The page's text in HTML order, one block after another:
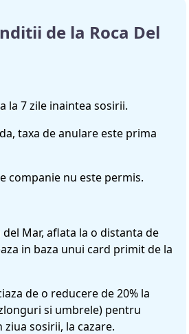
de la Roca Del
la 7 zile inaintea sosirii.
taxa de anulare este prima
companie nu este permis.
del Mar, aflata la o distanta de
in baza unui card primit de la
de o reducere de 20% la
si umbrele) pentru
sosirii, la cazare.